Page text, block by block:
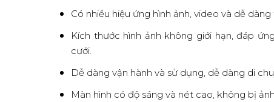
Có nhiều hiệu ứng hình ảnh, video và dễ
Kích thước hình ảnh không giới hạn, đáp
cưới.
Dễ dàng vận hành và sử dụng, dễ dàng di
Màn hình có độ sáng và nét cao, không bị